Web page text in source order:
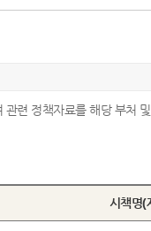
련 정책자료를 해당 부처
시책명(